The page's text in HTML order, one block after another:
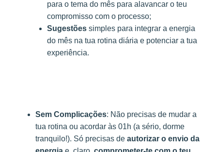
para o tema do mês para alavancar o teu
compromisso com o processo;
Sugestõessimples para integrar a energia
do mês na tua rotina diária e potenciar a tua
experiência.
Sem Complicações: Não precisas de mudar a
tua rotina ou acordar às 01h (a sério, dorme
tranquilo!). Só precisas de autorizar o envio da